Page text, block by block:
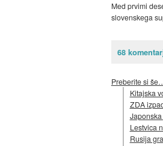
Med prvimi
slovenskega
68
Preberite si
Kitajska
ZDA
Lestvica
Rusija